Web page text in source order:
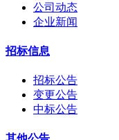
公司动态
企业新闻
招标信息
招标公告
变更公告
中标公告